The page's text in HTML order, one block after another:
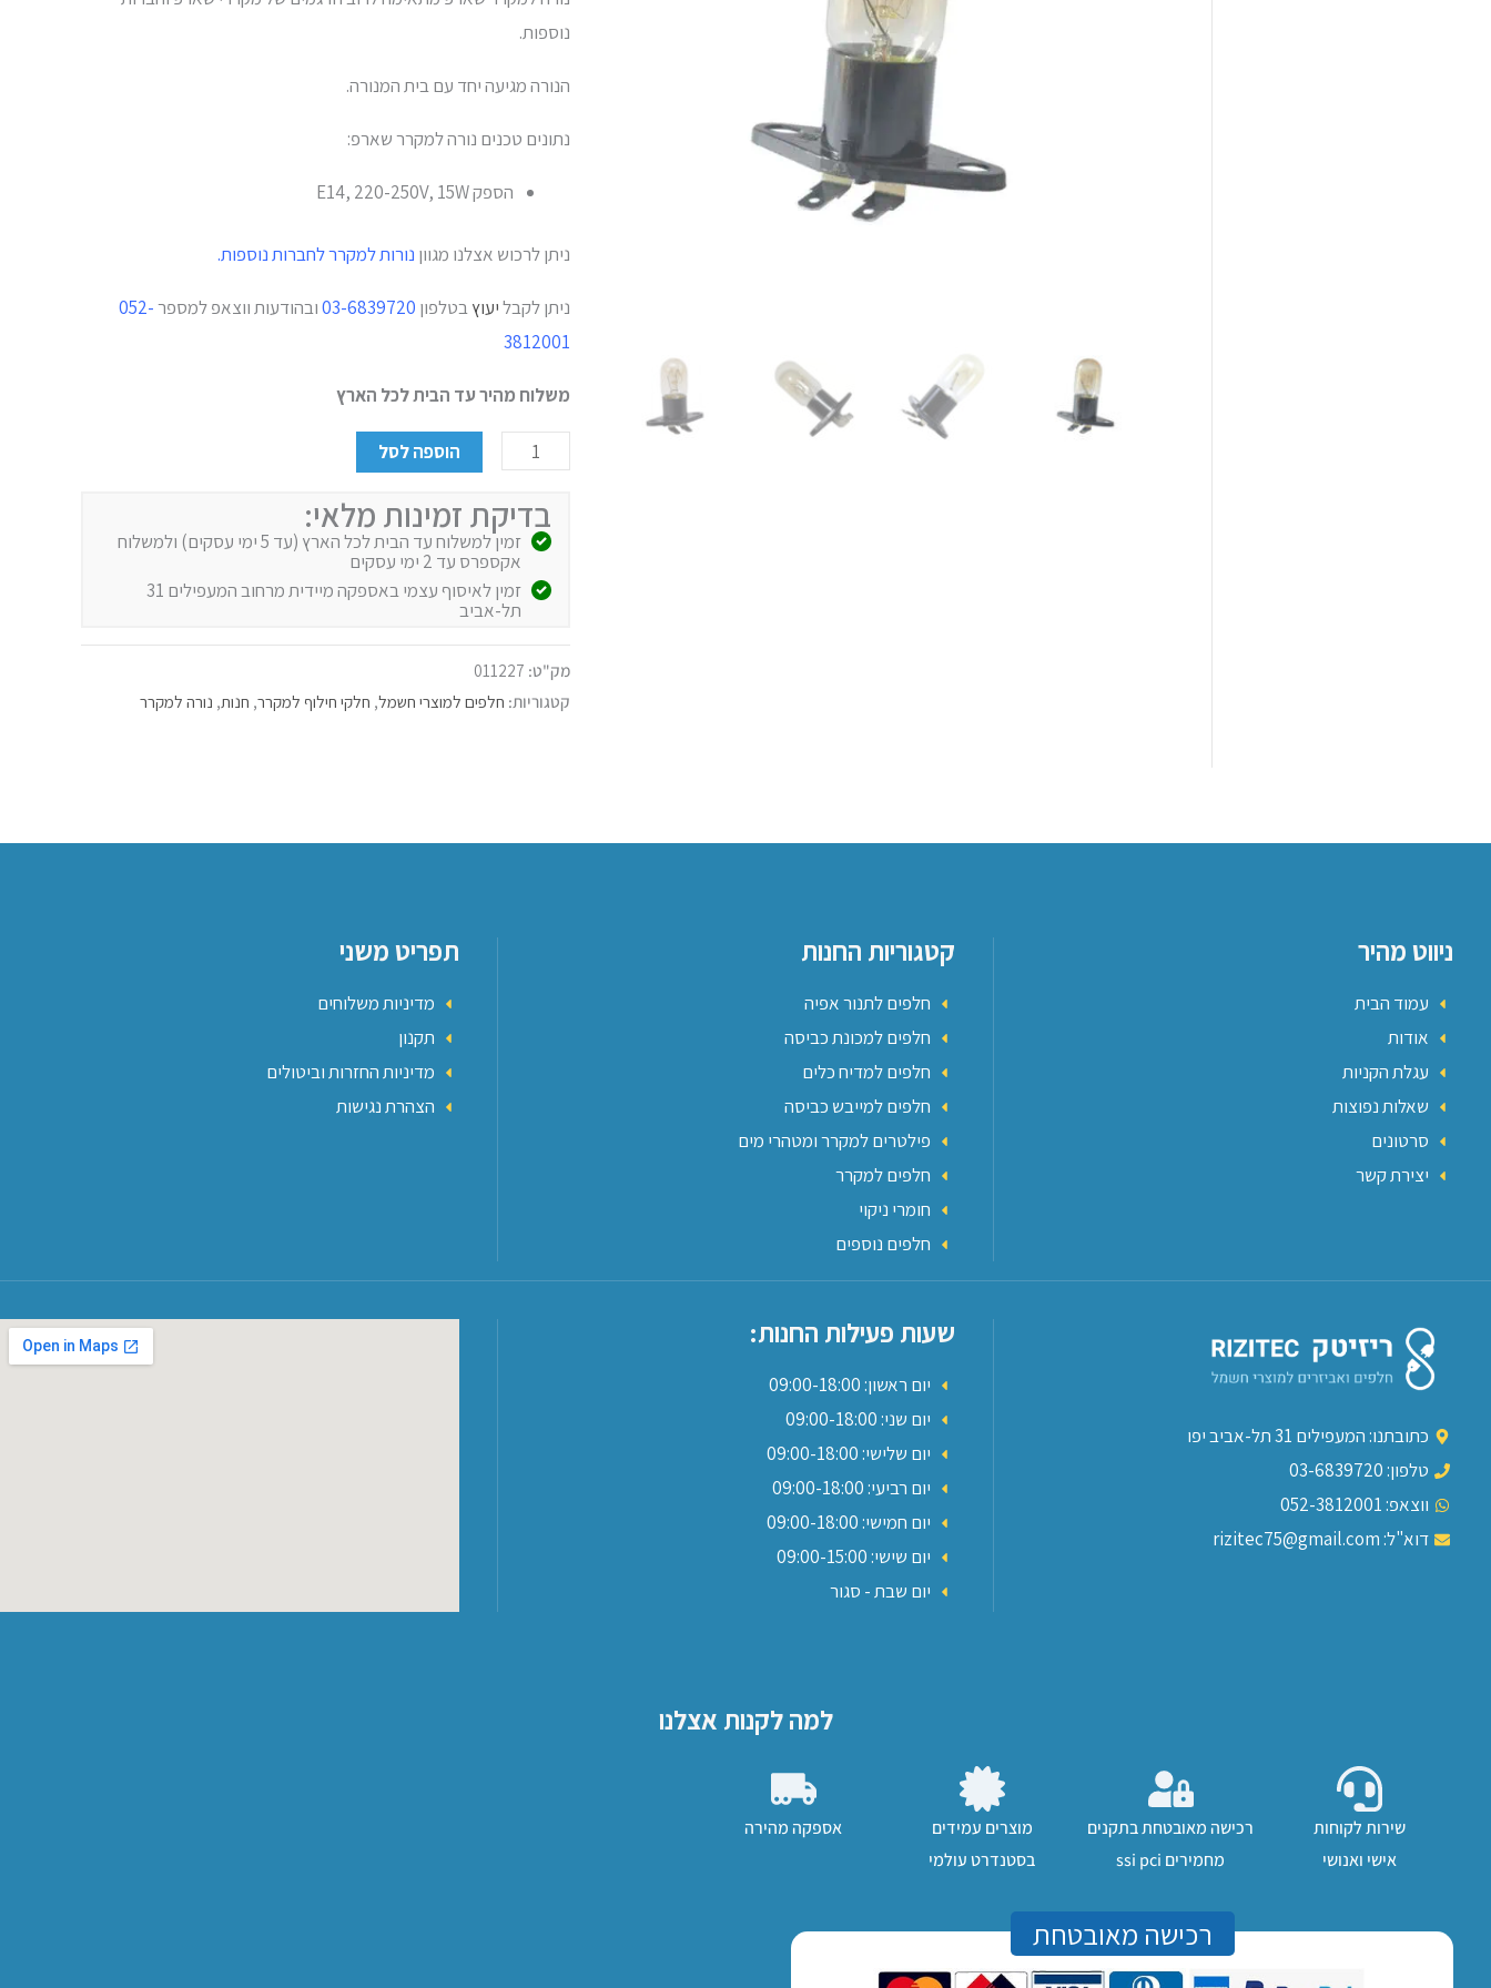
נוספות.
הנורה מגיעה יחד עם בית המנורה.
נתונים טכנים נורה למקרר שארפ:
הספק E14, 220-250V, 15W
ניתן לרכוש אצלנו מגוון נורות למקרר לחברות נוספות.
ניתן לקבליעוץבטלפון 03-6839720ובהודעות ווצאפ למספר052-
3812001
משלוח מהיר עד הבית לכל הארץ
הוספה לסל
בדיקת זמינות מלאי:
זמין למשלוח עד הבית לכל הארץ (עד 5 ימי עסקים) ולמשלוח
אקספרס עד 2 ימי עסקים
זמין לאיסוף עצמי באספקה מיידית מרחוב המעפילים 31
תל-אביב
מק"ט: 011227
קטגוריות: חלפים למוצרי חשמל, חלקי חילוף למקרר, חנות, נורה למקרר
ניווט מהיר
עמוד הבית
אודות
עגלת הקניות
שאלות נפוצות
סרטונים
יצירת קשר
קטגוריות החנות
חלפים לתנור אפיה
חלפים למכונת כביסה
חלפים למדיח כלים
חלפים למייבש כביסה
פילטרים למקרר ומטהרי מים
חלפים למקרר
חומרי ניקוי
חלפים נוספים
תפריט משני
מדיניות משלוחים
תקנון
מדיניות החזרות וביטולים
הצהרת נגישות
כתובתנו: המעפילים 31 תל-אביב יפו
טלפון: 03-6839720
ווצאפ: 052-3812001
דוא"ל: rizitec75@gmail.com
שעות פעילות החנות:
יום ראשון: 09:00-18:00
יום שני: 09:00-18:00
יום שלישי: 09:00-18:00
יום רביעי: 09:00-18:00
יום חמישי: 09:00-18:00
יום שישי: 09:00-15:00
יום שבת - סגור
למה לקנות אצלנו
שירות לקוחות
אישי ואנושי
רכישה מאובטחת בתקנים
מחמירים ssi pci
מוצרים עמידים
בסטנדרט עולמי
אספקה מהירה
רכישה מאובטחת